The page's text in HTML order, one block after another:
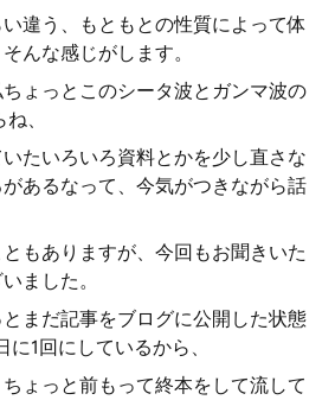
違う、もともとの性質によって体
んな感じがします。
ょっとこのシータ波とガンマ波の
、
たいろいろ資料とかを少し直さな
あるなって、今気がつきながら話
もありますが、今回もお聞きいた
ました。
まだ記事をブログに公開した状態
1回にしているから、
ょっと前もって終本をして流して